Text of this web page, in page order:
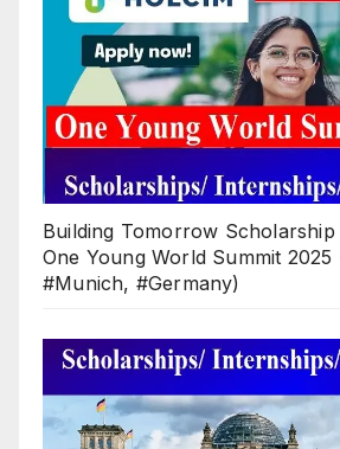
Building Tomorrow
One Young World Summit
#Munich, #Germany)